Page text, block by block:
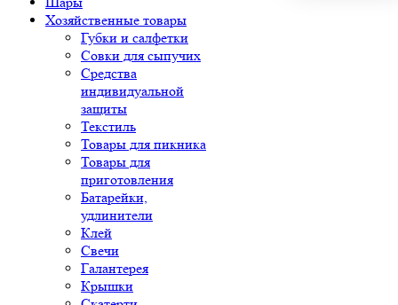
Хозяйственные товары
Губки и салфетки
Совки для сыпучих
Средства
индивидуальной
защиты
Текстиль
Товары для пикника
Товары для
приготовления
Батарейки,
удлинители
Клей
Свечи
Галантерея
Крышки